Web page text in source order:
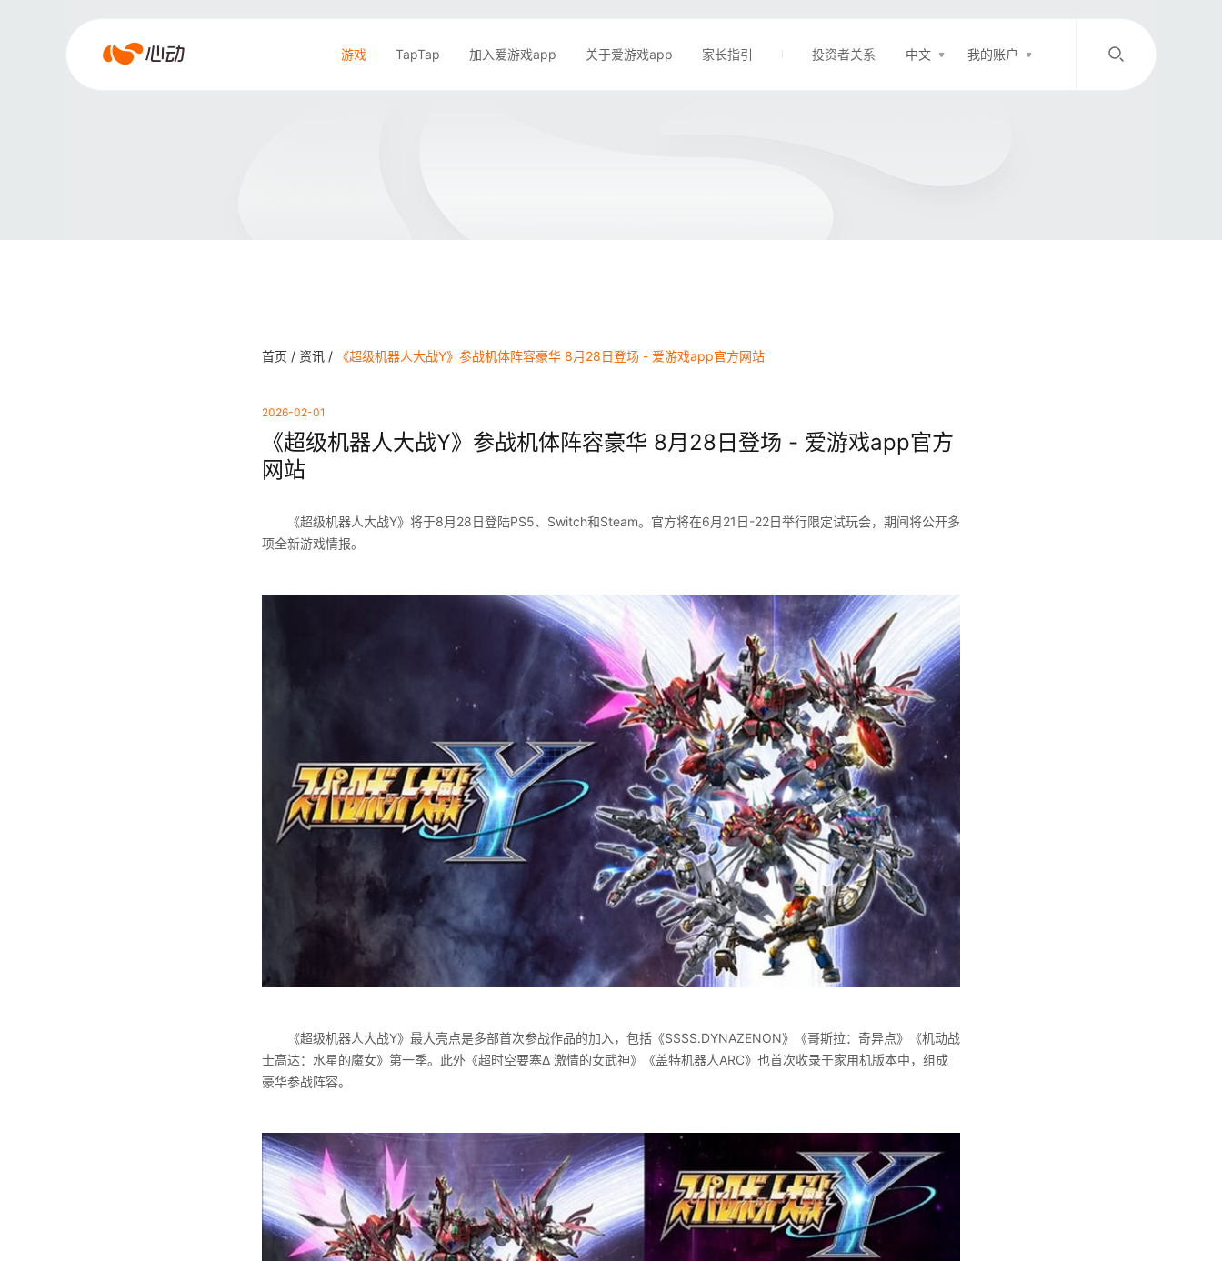
爱
游戏 TapTap 加入爱游戏app 关于爱游戏app 家长指引 投资者关系 中文 我的账户
/
首页 / 资讯 / 《超级机器人大战Y》参战机体阵容豪华 8月28日登场 - 爱游戏app官方网站
2026-02-01
《超级机器人大战Y》参战机体阵容豪华 8月28日登场 - 爱游戏app官方
网站
《超级机器人大战Y》将于8月28日登陆PS5、Switch和Steam。官方将在6月21日-22日举行限定试玩会，期间将公开多
项全新游戏情报。
《超级机器人大战Y》最大亮点是多部首次参战作品的加入，包括《SSSS.DYNAZENON》《哥斯拉：奇异点》《机动战
士高达：水星的魔女》第一季。此外《超时空要塞Δ 激情的女武神》《盖特机器人ARC》也首次收录于家用机版本中，组成
豪华参战阵容。